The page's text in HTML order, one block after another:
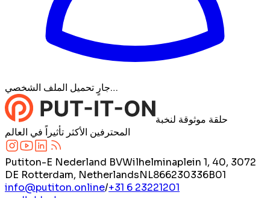
جارٍ تحميل الملف الشخصي…
حلقة موثوقة لنخبة
المحترفين الأكثر تأثيراً في العالم
Putiton-E Nederland BVWilhelminaplein 1, 40, 3072
DE Rotterdam, NetherlandsNL866230336B01
info@putiton.online/+31 6 23221201